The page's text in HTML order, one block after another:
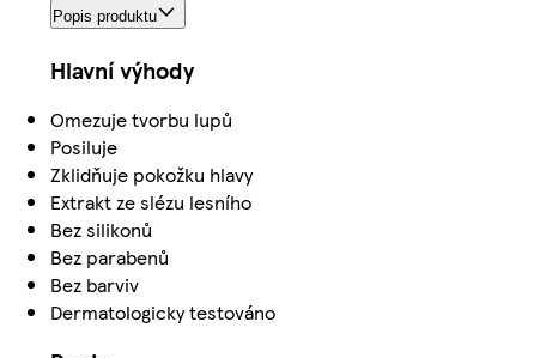
Popis produktu
Hlavní výhody
Omezuje tvorbu lupů
Posiluje
Zklidňuje pokožku hlavy
Extrakt ze slézu lesního
Bez silikonů
Bez parabenů
Bez barviv
Dermatologicky testováno